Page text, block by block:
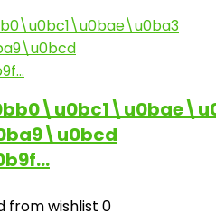
from wishlist 0